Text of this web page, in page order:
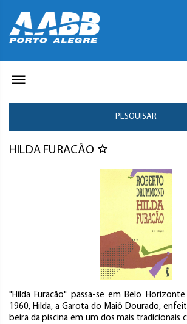
PESQUISAR
HILDA FURACÃO
"Hilda Furacão" passa-se em Belo
1960, Hilda, a Garota do Maiô Dourado,
beira da piscina em um dos mais tradicionais